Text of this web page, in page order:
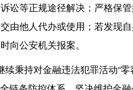
讼等正规途径解决；严格保
由他人代办或使用；若发现
向公安机关报案。
秉持对金融违法犯罪活动“